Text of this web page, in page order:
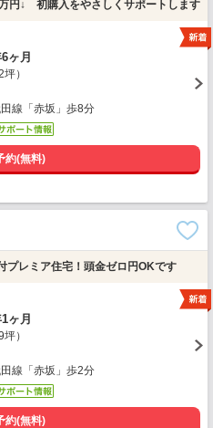
円↓ 初購入をやさしくサポートします
ヶ月
）
線「赤坂」歩8分
約(無料)
プレミア住宅！頭金ゼロ円OKです
ヶ月
）
線「赤坂」歩2分
約(無料)